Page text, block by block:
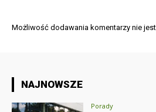
Możliwość dodawania komentarzy nie
NAJNOWSZE
Porady